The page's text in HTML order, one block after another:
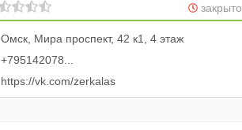
закрыто
Омск, Мира проспект, 42 к1, 4 этаж
+795142078...
https://vk.com/zerkalas